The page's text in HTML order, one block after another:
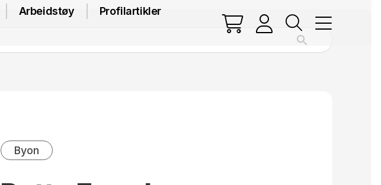
Arbeidstøy
Profilartikler
Byon